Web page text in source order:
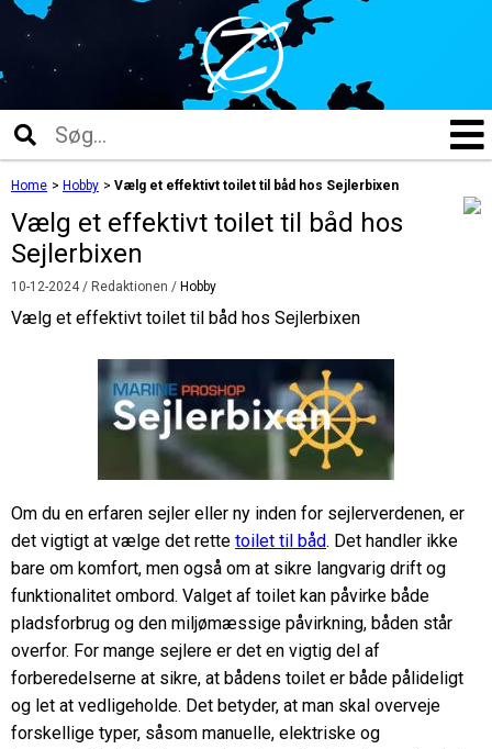
Home > Hobby > Vælg et effektivt toilet til båd hos Sejlerbixen
Vælg et effektivt toilet til båd hos
Sejlerbixen
10-12-2024/ Redaktionen / Hobby
Vælg et effektivt toilet til båd hos Sejlerbixen
Om du en erfaren sejler eller ny inden for sejlerverdenen, er
det vigtigt at vælge det rette toilet til båd. Det handler ikke
bare om komfort, men også om at sikre langvarig drift og
funktionalitet ombord. Valget af toilet kan påvirke både
pladsforbrug og den miljømæssige påvirkning, båden står
overfor. For mange sejlere er det en vigtig del af
forberedelserne at sikre, at bådens toilet er både pålideligt
og let at vedligeholde. Det betyder, at man skal overveje
forskellige typer, såsom manuelle, elektriske og